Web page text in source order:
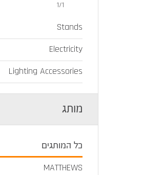
1/1
Stands
Electricity
Lighting Accessories
מותג
כל המותגים
MATTHEWS